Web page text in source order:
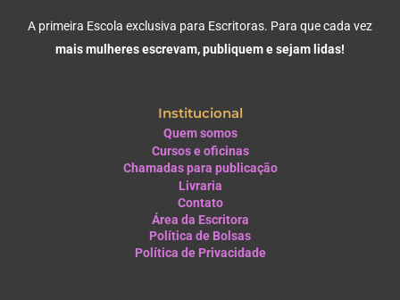
A primeira Escola exclusiva para Escritoras. Para que cada vez
mais mulheres escrevam, publiquem e sejam lidas!
Institucional
Quem somos
Cursos e oficinas
Chamadas para publicação
Livraria
Contato
Área da Escritora
Política de Bolsas
Política de Privacidade